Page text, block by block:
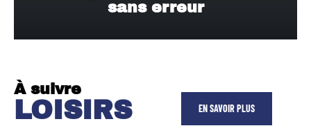
sans erreur
À suivre
LOISIRS EN SAVOIR PLUS